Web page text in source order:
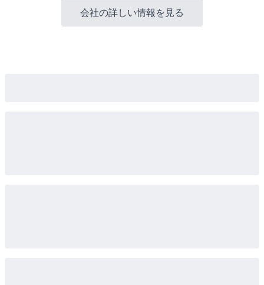
会社の詳しい情報を見る